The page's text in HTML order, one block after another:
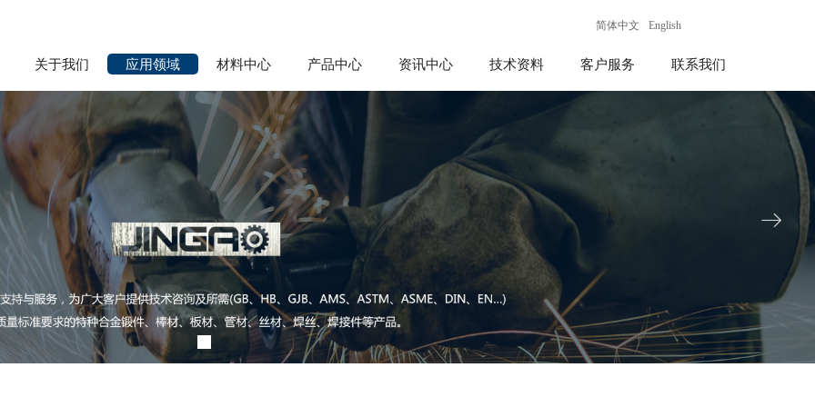
简体中文 English
关于我们 应用领域 材料中心 产品中心 资讯中心 技术资料 客户服务 联系我们
ꁹ